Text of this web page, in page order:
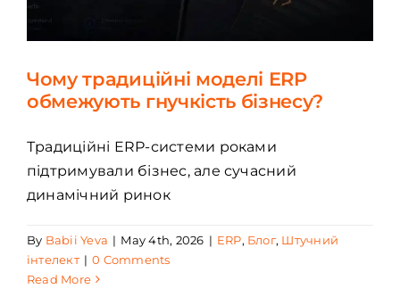
Чому традиційні моделі ERP
обмежують гнучкість бізнесу?
Традиційні ERP-системи роками
підтримували бізнес, але сучасний
динамічний ринок
By Babii Yeva | May 4th, 2026 | ERP, Блог, Штучний
інтелект | 0 Comments
Read More